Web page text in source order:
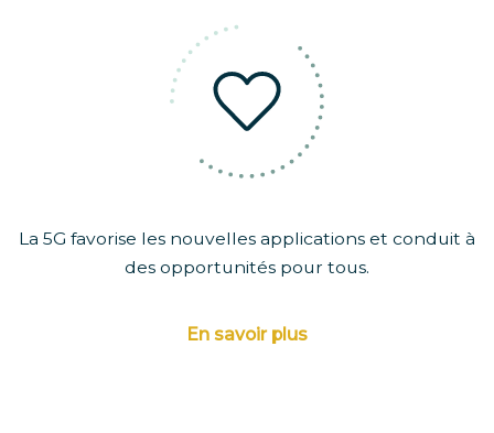
La 5G favorise les nouvelles applications et conduit à
des opportunités pour tous.
En savoir plus